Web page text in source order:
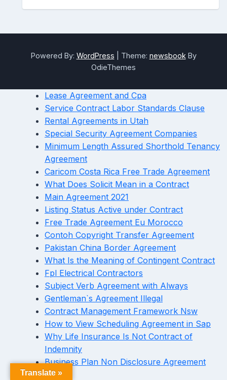
Powered By: WordPress Theme: newsbook By
OdieThemes
Translate »
Lease Agreement and Cpa
Service Contract Labor Standards Clause
Rental Agreements in Utah
Special Security Agreement Companies
Minimum Length Assured Shorthold Tenancy
Agreement
Caricom Costa Rica Free Trade Agreement
What Does Solicit Mean in a Contract
Main Agreement 2021
Listing Status Active under Contract
Free Trade Agreement Eu Morocco
Contoh Copyright Transfer Agreement
Pakistan China Border Agreement
What Is the Meaning of Contingent Contract
Fpl Electrical Contractors
Subject Verb Agreement with Always
Gentleman`s Agreement Illegal
Contract Management Framework Nsw
How to View Scheduling Agreement in Sap
Why Life Insurance Is Not Contract of
Indemnity
Business Plan Non Disclosure Agreement